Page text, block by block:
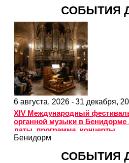
СОБЫТИЯ
6 августа, 2026 -31 декабря,
XIV Международный
органной музыки в Бенидорме
даты, программа, концерты
Бенидорм
СОБЫТИЯ